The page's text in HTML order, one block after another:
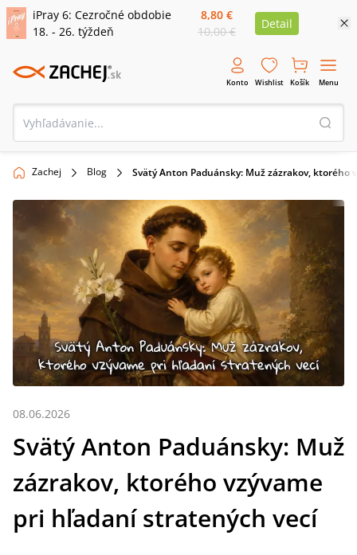
iPray 6: Cezročné obdobie
18. - 26. týždeň
8,80 €
10,00 €
Detail
Konto Wishlist Košík Menu
Zachej Blog Svätý Anton Paduánsky: Muž zázrakov, ktorého
08.06.2026
Svätý Anton Paduánsky: Muž
zázrakov, ktorého vzývame
pri hľadaní stratených vecí